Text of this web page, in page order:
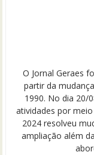
O Jornal Geraes
partir da
1990. No dia 20/
atividades por
2024 resolveu
ampliação além